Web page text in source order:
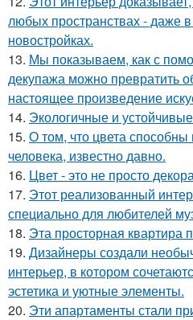
любых пространствах - даже
новостройках.
13. Мы показываем, как с
декупажа можно превратить
настоящее произведение
14. Экологичные и
15. О том, что цвета способны
человека, известно давно.
16. Цвет - это не просто
17. Этот реализованный
специально для любителей
18. Эта просторная квартира
19. Дизайнеры создали
интерьер, в котором
эстетика и уютные элементы.
20. Эти апартаменты стали